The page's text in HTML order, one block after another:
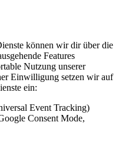
können wir dir über die
Features
Nutzung unserer
Einwilligung setzen wir auf
ein:
Event Tracking)
Consent Mode,